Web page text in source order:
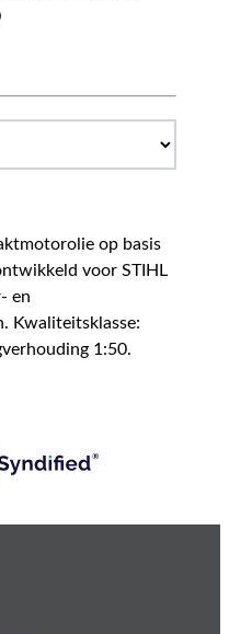
op basis
voor STIHL
en
Kwaliteitsklasse:
1:50.